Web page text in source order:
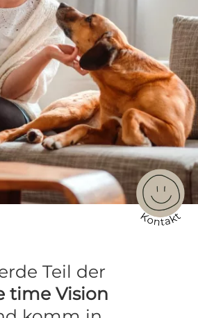
Teil der
time Vision